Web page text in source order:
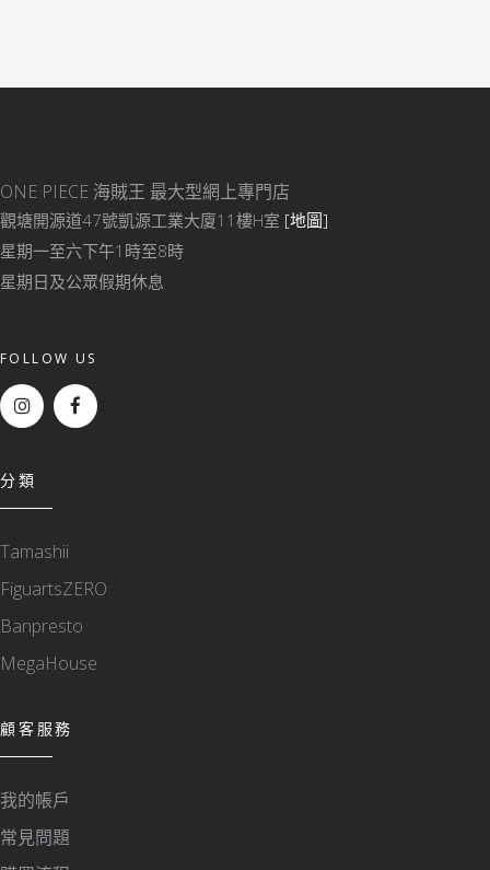
ONE PIECE 海賊王 最大型網上專門店
觀塘開源道47號凱源工業大廈11樓H室 [地圖]
星期一至六下午1時至8時
星期日及公眾假期休息
FOLLOW US
分類
Tamashii
FiguartsZERO
Banpresto
MegaHouse
顧客服務
我的帳戶
常見問題